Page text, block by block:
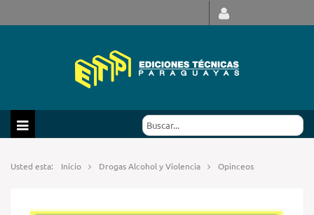
Usted esta: Inicio Drogas Alcohol y Violencia Opinceos